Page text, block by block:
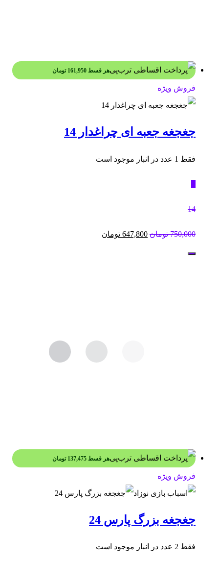
هر قسط 161,950 تومان
فروش ویژه
جغجغه جعبه ای چراغدار 14
فقط 1 عدد در انبار موجود است
14
750,000 تومان قیمت
647,800 تومان
هر قسط 137,475 تومان
فروش ویژه
جغجغه بزرگ پارس 24
فقط 2 عدد در انبار موجود است